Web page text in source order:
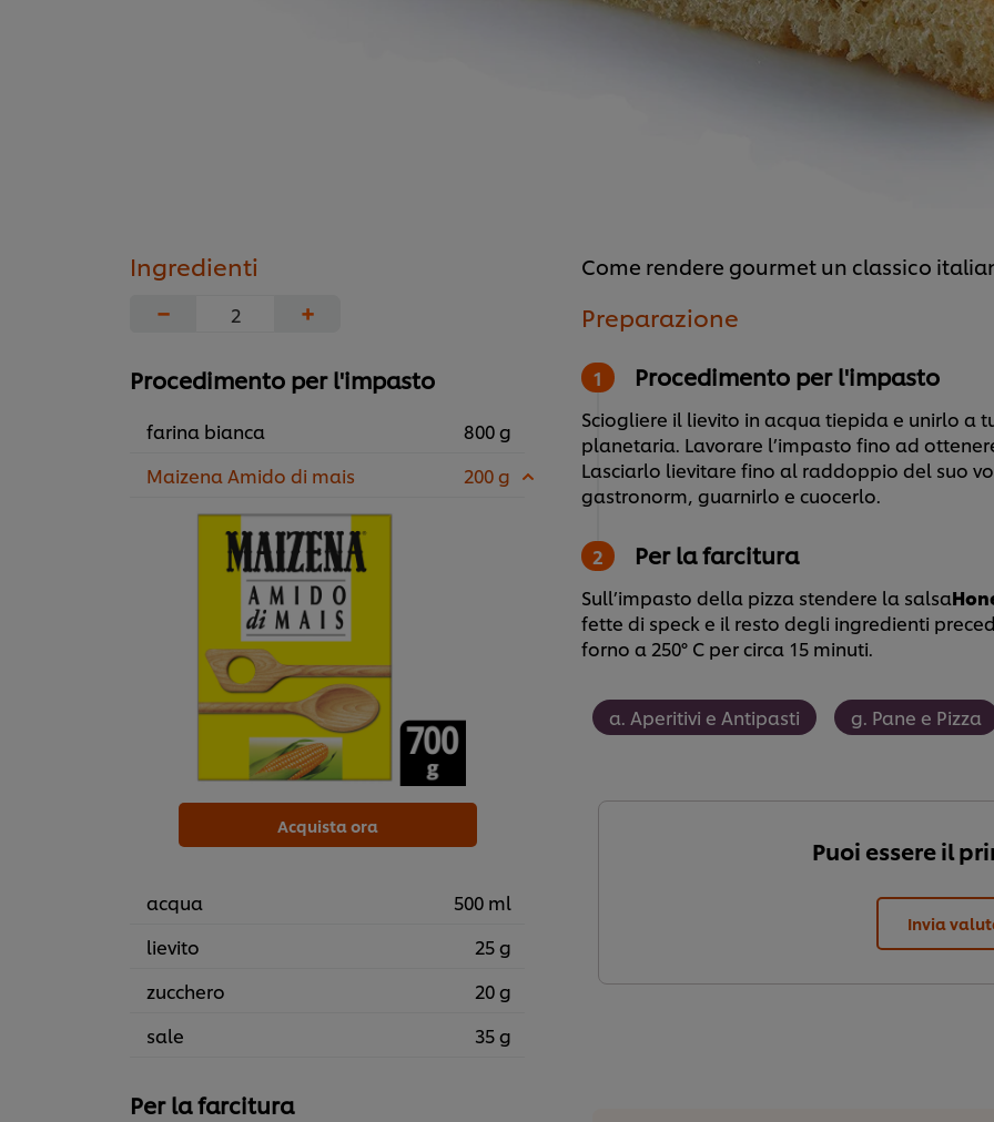
Ingredienti
−
+
Procedimento per l'impasto
farina bianca
800 g
Maizena Amido di mais
200 g
Acquista ora
acqua
500 ml
lievito
25 g
zucchero
20 g
sale
35 g
Per la farcitura
Come rendere gourmet un classico
Preparazione
Procedimento per l'impasto
Sciogliere il lievito in acqua tiepida e unirlo a
planetaria. Lavorare l’impasto fino ad
Lasciarlo lievitare fino al raddoppio del suo
gastronorm, guarnirlo e cuocerlo.
Per la farcitura
Sull’impasto della pizza stendere la salsa
fette di speck e il resto degli ingredienti
forno a 250° C per circa 15 minuti.
a. Aperitivi e Antipasti g. Pane e Pizza
Puoi essere il
Invia